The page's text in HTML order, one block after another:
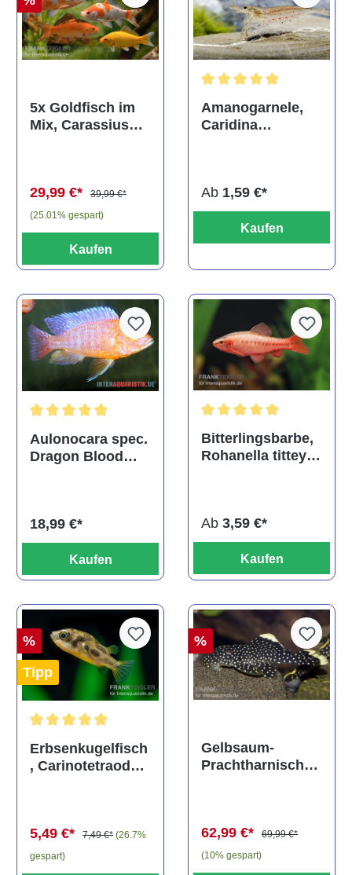
5x Goldfisch im
Mix, Carassius
29,99 €*
39,99 €*
(25.01% gespart)
Kaufen
Amanogarnele,
Caridina
Ab 1,59 €*
Kaufen
Durchschnittliche Bewertung von 5 von 5 Sternen
Aulonocara spec.
Dragon Blood
18,99 €*
Kaufen
Bitterlingsbarbe,
Rohanella titteya,
Ab 3,59 €*
Kaufen
%
Tipp
Durchschnittliche Bewertung von 5 von 5 Sternen
Erbsenkugelfisch
, Carinotetraodon
5,49 €* 7,49 €* (26.7%
gespart)
%
Gelbsaum-
Prachtharnischw
62,99 €*
69,99 €*
(10% gespart)